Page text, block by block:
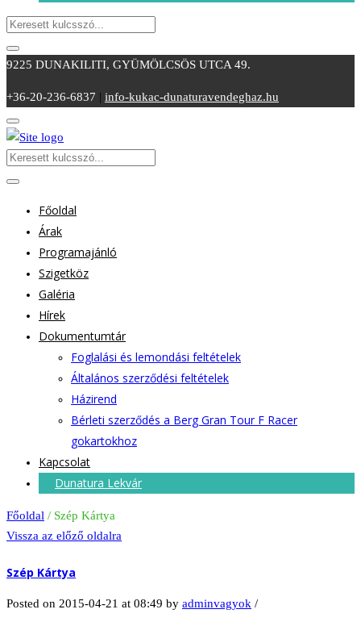
9225 DUNAKILITI, GYÜMÖLCSÖS UTCA 49.
+36-20-236-6837 | info-kukac-dunaturavendeghaz.hu
Főoldal
Árak
Programajánló
Szigetköz
Galéria
Hírek
Dokumentumtár
Foglalási és lemondási feltételek
Általános szerződési feltételek
Házirend
Bérleti szerződés a Berg Gran Tour F Racer
gokartokhoz
Kapcsolat
Dunatura Lekvár
Főoldal / Szép Kártya
Vissza az előző oldalra
Szép Kártya
Posted on 2015-04-21 at 08:49 by adminvagyok /